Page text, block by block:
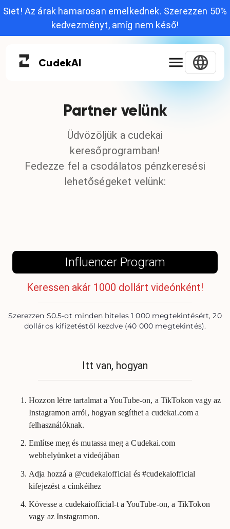
Siet! Az árak hamarosan emelkednek. Szerezzen 50%
kedvezményt, amíg nem késő!
CudekAI
Partner velünk
Üdvözöljük a cudekai
keresőprogramban!
Fedezze fel a csodálatos pénzkeresési
lehetőségeket velünk:
Influencer Program
Keressen akár 1000 dollárt videónként!
Szerezzen $0.5-ot minden hiteles 1 000 megtekintésért, 20
dolláros kifizetéstől kezdve (40 000 megtekintés).
Itt van, hogyan
Hozzon létre tartalmat a YouTube-on, a TikTokon vagy az
Instagramon arról, hogyan segíthet a cudekai.com a
felhasználóknak.
Említse meg és mutassa meg a Cudekai.com
webhelyünket a videójában
Adja hozzá a @cudekaiofficial és #cudekaiofficial
kifejezést a címkéihez
Kövesse a cudekaiofficial-t a YouTube-on, a TikTokon
vagy az Instagramon.